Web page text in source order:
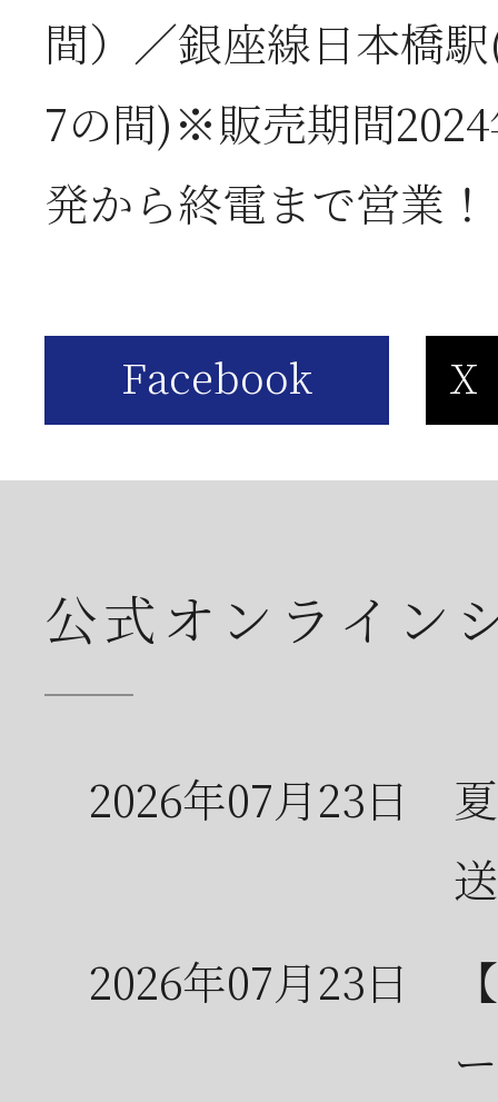
2026年05月23日
公式オンライン
2026年07月23日
2026年07月23日
間）／銀座線日本橋
7の間)※販売期間
発から終電まで営業！